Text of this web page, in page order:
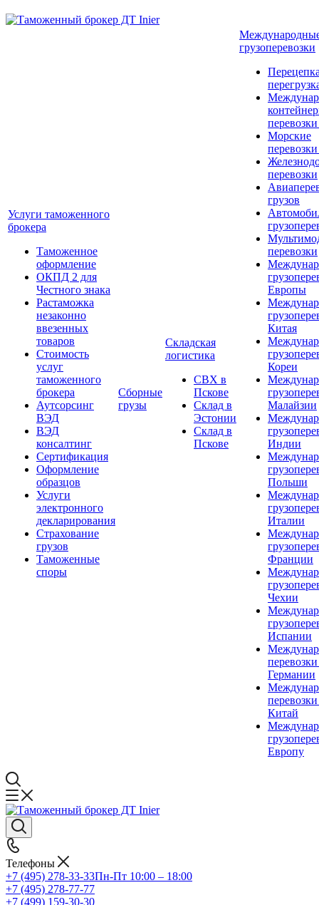
Услуги таможенного
брокера
Таможенное
оформление
ОКПД 2 для
Честного знака
Растаможка
незаконно
ввезенных
товаров
Стоимость
услуг
таможенного
брокера
Аутсорсинг
ВЭД
ВЭД
консалтинг
Сертификация
Оформление
образцов
Услуги
электронного
декларирования
Страхование
грузов
Таможенные
споры
Сборные
грузы
Складская
логистика
СВХ в
Пскове
Склад в
Эстонии
Склад в
Пскове
грузоперевозки
Морские
перевозки
грузов
перевозки
Европы
Китая
Кореи
Малайзии
Индии
Польши
Италии
Франции
Чехии
Испании
Германии
Китай
Европу
Телефоны
+7 (495) 278-33-33Пн-Пт 10:00 – 18:00
+7 (495) 278-77-77
+7 (499) 159-30-30